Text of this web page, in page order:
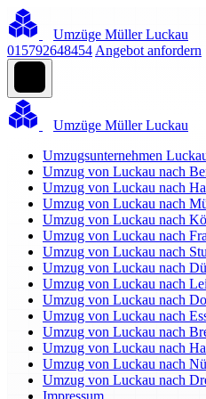
Umzüge Müller Luckau
015792648454 Angebot anfordern
Umzüge Müller Luckau
Umzugsunternehmen
Umzug von Luckau nach
Umzug von Luckau nach
Umzug von Luckau nach
Umzug von Luckau nach
Umzug von Luckau nach
Umzug von Luckau nach
Umzug von Luckau nach
Umzug von Luckau nach
Umzug von Luckau nach
Umzug von Luckau nach
Umzug von Luckau nach
Umzug von Luckau nach
Umzug von Luckau nach
Umzug von Luckau nach
Impressum